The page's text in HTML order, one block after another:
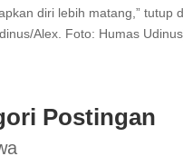
diri lebih matang,” tutup
Alex. Foto: Humas
Postingan